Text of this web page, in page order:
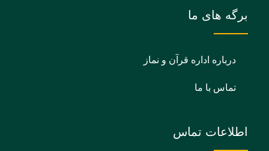
برگه های ما
درباره اداره قرآن و نماز
تماس با ما
اطلاعات تماس